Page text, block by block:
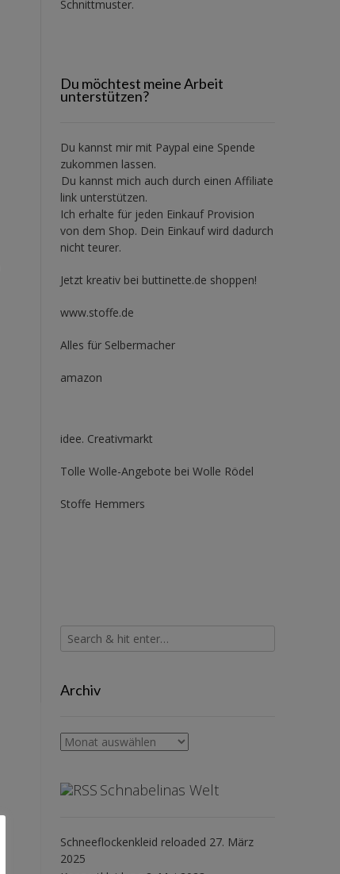
Schnittmuster.
Du möchtest meine Arbeit
unterstützen?
Du kannst mir mit Paypal eine Spende
zukommen lassen.
Du kannst mich auch durch einen Affiliate
link unterstützen.
Ich erhalte für jeden Einkauf Provision
von dem Shop. Dein Einkauf wird dadurch
nicht teurer.
Jetzt kreativ bei buttinette.de shoppen!
www.stoffe.de
Alles für Selbermacher
amazon
idee. Creativmarkt
Tolle Wolle-Angebote bei Wolle Rödel
Stoffe Hemmers
Archiv
Archiv
Schnabelinas Welt
Schneeflockenkleid reloaded 27. März
2025